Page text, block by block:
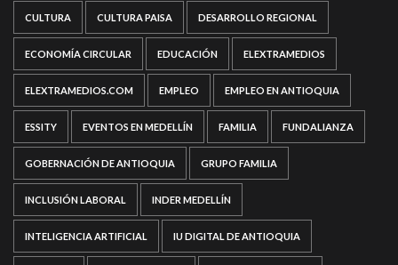
CULTURA CULTURA PAISA DESARROLLO REGIONAL
ECONOMÍA CIRCULAR EDUCACIÓN ELEXTRAMEDIOS
ELEXTRAMEDIOS.COM EMPLEO EMPLEO EN ANTIOQUIA
ESSITY EVENTOS EN MEDELLÍN FAMILIA FUNDALIANZA
GOBERNACIÓN DE ANTIOQUIA GRUPO FAMILIA
INCLUSIÓN LABORAL INDER MEDELLÍN
INTELIGENCIA ARTIFICIAL IU DIGITAL DE ANTIOQUIA